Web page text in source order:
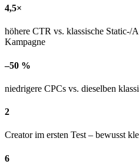
4,5×
höhere CTR vs. klassische
Kampagne
–50 %
niedrigere CPCs vs. dieselben
2
Creator im ersten Test – bewusst
6